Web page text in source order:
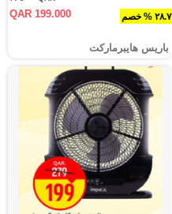
٢٨.٧ % خصم QAR 199.000
باريس هايبرماركت